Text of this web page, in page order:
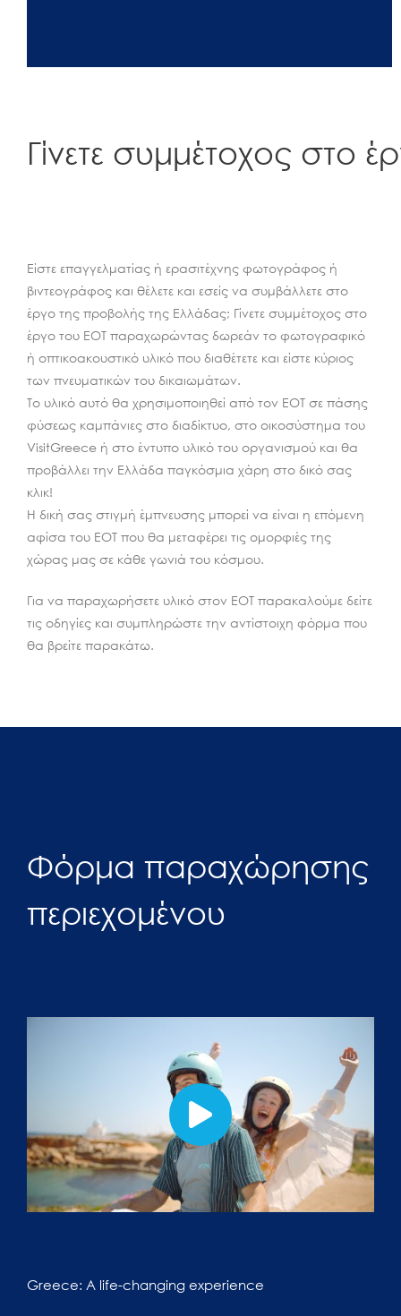
Γίνετε συμμέτοχος στο
Είστε επαγγελματίας ή ερασιτέχνης φωτογράφος ή
βιντεογράφος και θέλετε και εσείς να συμβάλλετε στο
έργο της προβολής της Ελλάδας; Γίνετε συμμέτοχος στο
έργο του ΕΟΤ παραχωρώντας δωρεάν το φωτογραφικό
ή οπτικοακουστικό υλικό που διαθέτετε και είστε κύριος
των πνευματικών του δικαιωμάτων.
Το υλικό αυτό θα χρησιμοποιηθεί από τον ΕΟΤ σε πάσης
φύσεως καμπάνιες στο διαδίκτυο, στο οικοσύστημα του
VisitGreece ή στο έντυπο υλικό του οργανισμού και θα
προβάλλει την Ελλάδα παγκόσμια χάρη στο δικό σας
κλικ!
Η δική σας στιγμή έμπνευσης μπορεί να είναι η επόμενη
αφίσα του ΕΟΤ που θα μεταφέρει τις ομορφιές της
χώρας μας σε κάθε γωνιά του κόσμου.
Για να παραχωρήσετε υλικό στον ΕΟΤ παρακαλούμε δείτε
τις οδηγίες και συμπληρώστε την αντίστοιχη φόρμα που
θα βρείτε παρακάτω.
Φόρμα παραχώρησης
περιεχομένου
Greece: A life-changing experience